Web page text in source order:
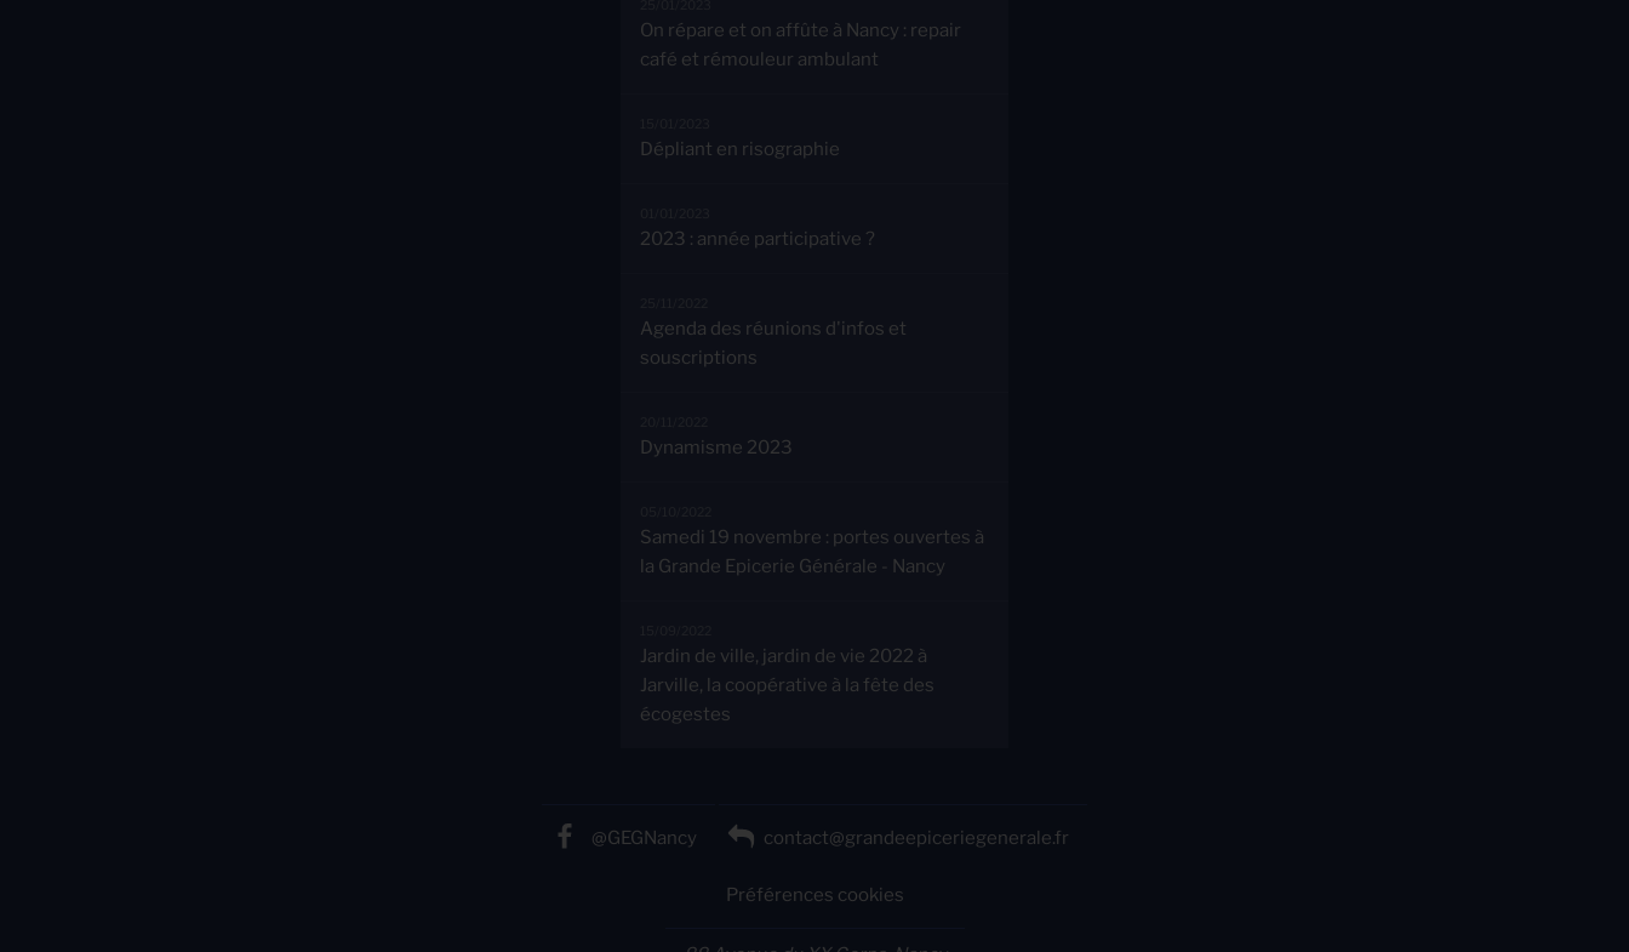
On répare et on affûte à Nancy : repair
café et rémouleur ambulant
Dépliant en risographie
2023 : année participative ?
Agenda des réunions d'infos et
souscriptions
Dynamisme 2023
Samedi 19 novembre : portes ouvertes à
la Grande Epicerie Générale - Nancy
Jardin de ville, jardin de vie 2022 à
Jarville, la coopérative à la fête des
écogestes
@GEGNancy contact@grandeepiceriegenerale.fr
Préférences cookies